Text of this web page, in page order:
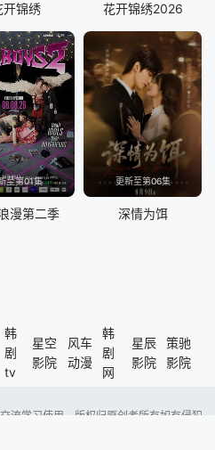
开锦绣 花开锦绣2026
至第01集
漫第二季
更新至第06集
深情为饵
韩
剧
tv
星空
影院
风车
动漫
韩
剧
网
星辰
影院
策驰
影院
流学习使用，版权归原创者所有如有侵犯